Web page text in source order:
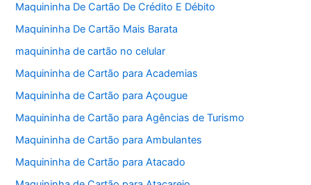
Maquininha De Cartão De Crédito E Débito
Maquininha De Cartão Mais Barata
maquininha de cartão no celular
Maquininha de Cartão para Academias
Maquininha de Cartão para Açougue
Maquininha de Cartão para Agências de Turismo
Maquininha de Cartão para Ambulantes
Maquininha de Cartão para Atacado